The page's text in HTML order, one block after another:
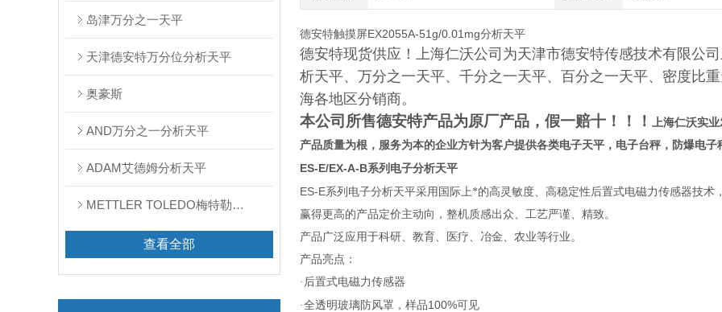
岛津万分之一天平
天津德安特万分位分析天平
奥豪斯
AND万分之一分析天平
ADAM艾德姆分析天平
METTLER TOLEDO梅特勒天平
查看全部
德安特触摸屏EX2055A-51g/0.01mg分析天平
德安特现货供应！上海仁沃公司为天津市德安特传感技术有限公
析天平、万分之一天平、千分之一天平、百分之一天平、密度比
海各地区分销商。
本公司所售德安特产品为原厂产品，假一赔十！！！ 上海仁沃实
产品质量为根，服务为本的企业方针为客户提供各类电子天平，电子台秤，防爆电
ES-E/EX-A-B系列电子分析天平
ES-E系列电子分析天平采用国际上*的高灵敏度、高稳定性后置式电磁力传感器技
赢得更高的产品定价主动向，整机质感出众、工艺严谨、精致。
产品广泛应用于科研、教育、医疗、冶金、农业等行业。
产品亮点：
·后置式电磁力传感器
·全透明玻璃防风罩，样品100%可见